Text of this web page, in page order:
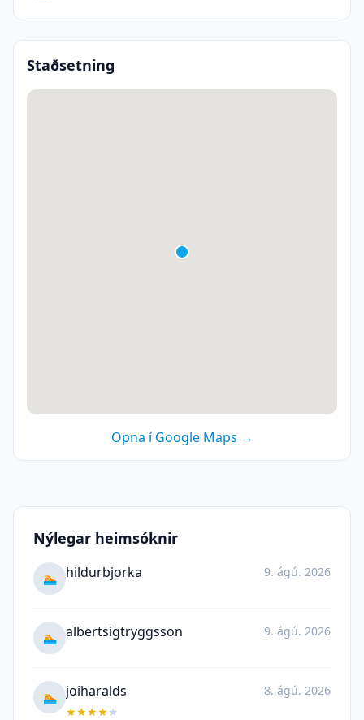
Staðsetning
Opna í Google Maps →
Nýlegar heimsóknir
🏊 hildurbjorka 9. ágú. 2026
🏊 albertsigtryggsson 9. ágú. 2026
🏊 joiharalds
8. ágú. 2026
★★★★★